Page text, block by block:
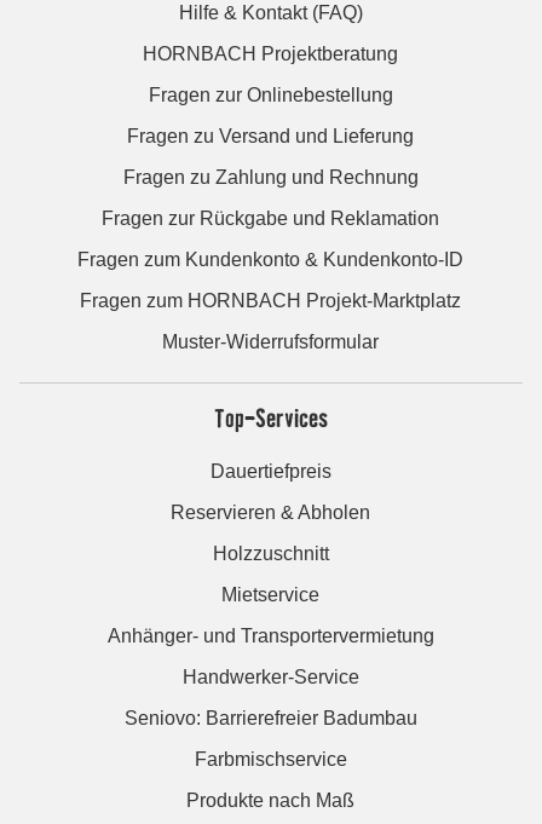
Hilfe & Kontakt (FAQ)
HORNBACH Projektberatung
Fragen zur Onlinebestellung
Fragen zu Versand und Lieferung
Fragen zu Zahlung und Rechnung
Fragen zur Rückgabe und Reklamation
Fragen zum Kundenkonto & Kundenkonto-ID
Fragen zum HORNBACH Projekt-Marktplatz
Muster-Widerrufsformular
Top-Services
Dauertiefpreis
Reservieren & Abholen
Holzzuschnitt
Mietservice
Anhänger- und Transportervermietung
Handwerker-Service
Seniovo: Barrierefreier Badumbau
Farbmischservice
Produkte nach Maß